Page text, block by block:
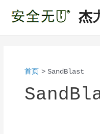
杰
首页 SandBlast